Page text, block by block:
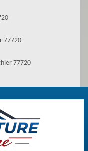
77720
77720